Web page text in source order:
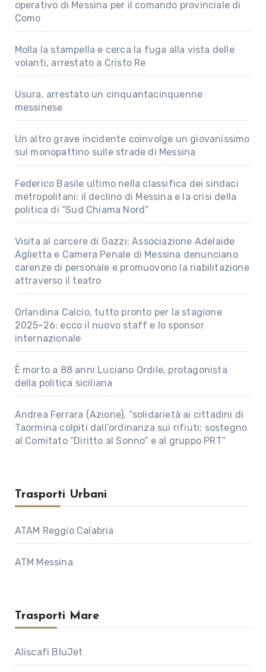
operativo di Messina per il comando provinciale di
Como
Molla la stampella e cerca la fuga alla vista delle
volanti, arrestato a Cristo Re
Usura, arrestato un cinquantacinquenne
messinese
Un altro grave incidente coinvolge un giovanissimo
sul monopattino sulle strade di Messina
Federico Basile ultimo nella classifica dei sindaci
metropolitani: il declino di Messina e la crisi della
politica di “Sud Chiama Nord”
Visita al carcere di Gazzi: Associazione Adelaide
Aglietta e Camera Penale di Messina denunciano
carenze di personale e promuovono la riabilitazione
attraverso il teatro
Orlandina Calcio, tutto pronto per la stagione
2025–26: ecco il nuovo staff e lo sponsor
internazionale
È morto a 88 anni Luciano Ordile, protagonista
della politica siciliana
Andrea Ferrara (Azione), “solidarietà ai cittadini di
Taormina colpiti dall’ordinanza sui rifiuti; sostegno
al Comitato “Diritto al Sonno” e al gruppo PRT”
Trasporti Urbani
ATAM Reggio Calabria
ATM Messina
Trasporti Mare
Aliscafi BluJet